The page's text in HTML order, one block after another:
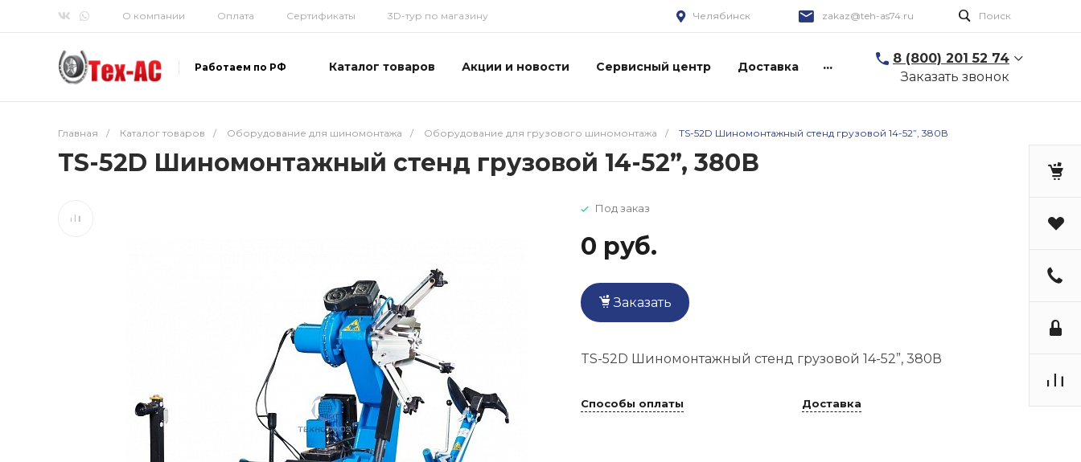
О компании Оплата Сертификаты 3D-тур по магазину Челябинск zakaz@teh-as74.ru Поиск
Работаем по РФ Каталог товаров Акции и новости Сервисный центр Доставка ...
8 (800) 201 52 74
Заказать звонок
Главная / Каталог товаров / Оборудование для шиномонтажа / Оборудование для грузового шиномонтажа / TS-52D Шиномонтажный стенд грузовой 14-52”, 380В
TS-52D Шиномонтажный стенд грузовой 14-52”, 380В
Под заказ
0 руб.
Заказать
TS-52D Шиномонтажный стенд грузовой 14-52”, 380В
Способы оплаты Доставка